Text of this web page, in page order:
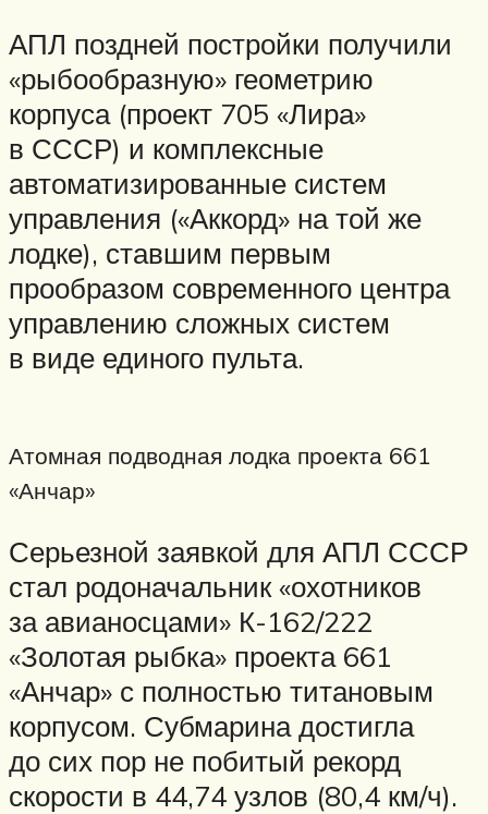
АПЛ поздней постройки получили
«рыбообразную» геометрию
корпуса (проект 705 «Лира»
в СССР) и комплексные
автоматизированные систем
управления («Аккорд» на той же
лодке), ставшим первым
прообразом современного центра
управлению сложных систем
в виде единого пульта.
Атомная подводная лодка проекта 661
«Анчар»
Серьезной заявкой для АПЛ СССР
стал родоначальник «охотников
за авианосцами» К-162/222
«Золотая рыбка» проекта 661
«Анчар» с полностью титановым
корпусом. Субмарина достигла
до сих пор не побитый рекорд
скорости в 44,74 узлов (80,4 км/ч).